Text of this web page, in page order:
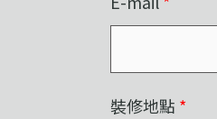
裝修地點 *